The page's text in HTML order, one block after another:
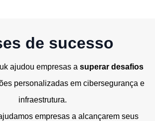
de sucesso
ajudou empresas a superar desafios
personalizadas em cibersegurança e
infraestrutura.
empresas a alcançarem seus